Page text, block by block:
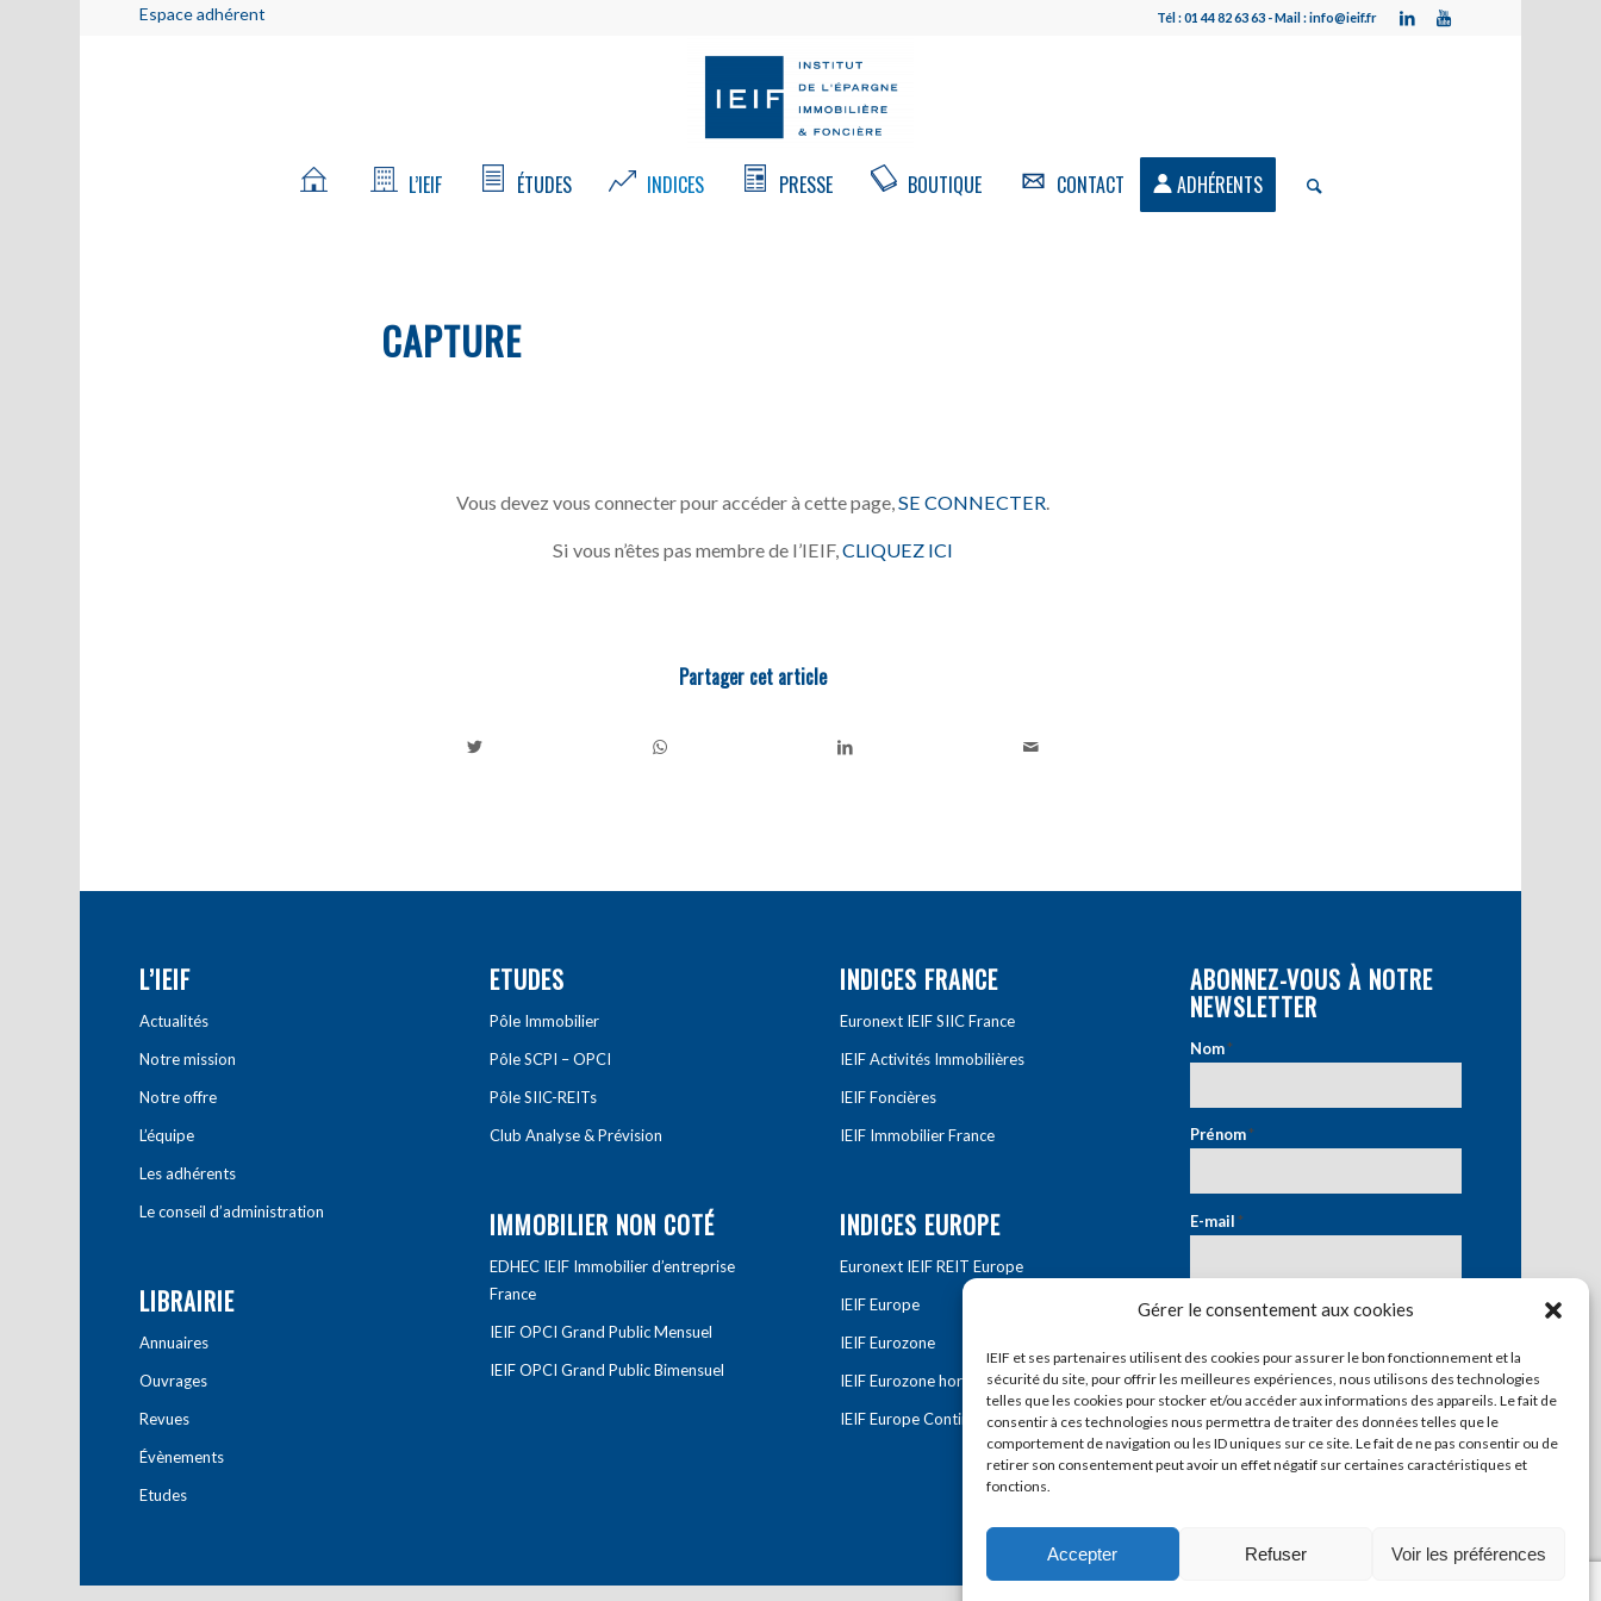
Gérer le consentement aux cookies
IEIF et ses partenaires utilisent des cookies pour assurer le bon fonctionnement et la
sécurité du site, pour offrir les meilleures expériences, nous utilisons des technologies
telles que les cookies pour stocker et/ou accéder aux informations des appareils. Le fait de
consentir à ces technologies nous permettra de traiter des données telles que le
comportement de navigation ou les ID uniques sur ce site. Le fait de ne pas consentir ou de
retirer son consentement peut avoir un effet négatif sur certaines caractéristiques et
fonctions.
Accepter Refuser Voir les préférences
Espace adhérent Tél : 01 44 82 63 63 - Mail : info@ieif.fr
L’IEIF ÉTUDES INDICES PRESSE BOUTIQUE CONTACT ADHÉRENTS
CAPTURE
Vous devez vous connecter pour accéder à cette page, SE CONNECTER
Si vous n’êtes pas membre de l’IEIF,CLIQUEZ ICI
Partager cet article
L’IEIF
Actualités
Notre mission
Notre offre
L’équipe
Les adhérents
Le conseil d’administration
LIBRAIRIE
Annuaires
Ouvrages
Revues
Évènements
Etudes
ETUDES
Pôle Immobilier
Pôle SCPI – OPCI
Pôle SIIC-REITs
Club Analyse & Prévision
IMMOBILIER NON COTÉ
EDHEC IEIF Immobilier d’entreprise
France
IEIF OPCI Grand Public Mensuel
IEIF OPCI Grand Public Bimensuel
INDICES FRANCE
Euronext IEIF SIIC France
IEIF Activités Immobilières
IEIF Foncières
IEIF Immobilier France
INDICES EUROPE
Euronext IEIF REIT Europe
IEIF Europe
IEIF Eurozone
IEIF Eurozone hors France
IEIF Europe Continentale
ABONNEZ-VOUS À NOTRE
NEWSLETTER
Nom*
Prénom*
E-mail*